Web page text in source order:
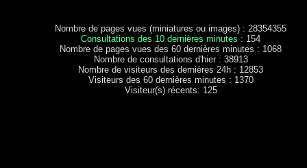
Nombre de pages vues (miniatures ou images) : 28354355
Consultations des 10 dernières minutes : 154
Nombre de pages vues des 60 dernières minutes : 1068
Nombre de consultations d'hier : 38913
Nombre de visiteurs des dernières 24h : 12853
Visiteurs des 60 dernières minutes : 1370
Visiteur(s) récents: 125